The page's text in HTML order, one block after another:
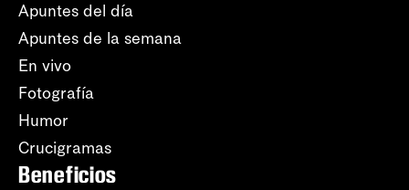
Apuntes del día
Apuntes de la semana
En vivo
Fotografía
Humor
Crucigramas
Beneficios